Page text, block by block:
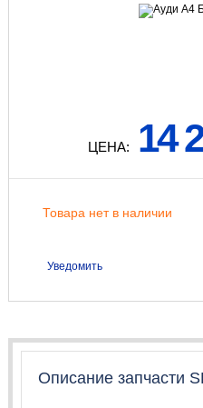
ЦЕНА: 14
Товара нет в наличии
Уведомить
Описание запчасти